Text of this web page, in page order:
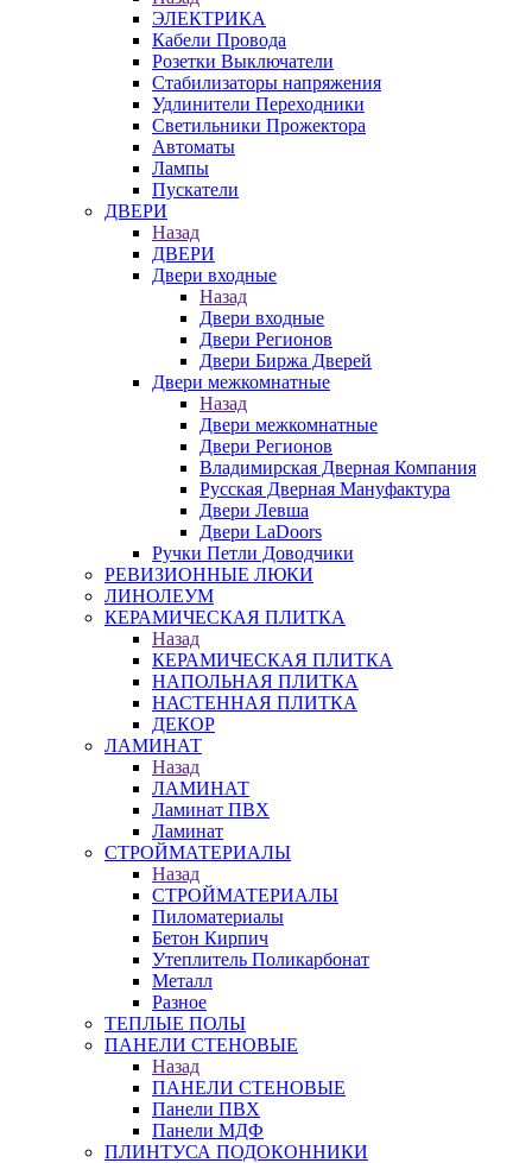
ЭЛЕКТРИКА
Кабели Провода
Розетки Выключатели
Стабилизаторы напряжения
Удлинители Переходники
Светильники Прожектора
Автоматы
Лампы
Пускатели
ДВЕРИ
Назад
ДВЕРИ
Двери входные
Назад
Двери входные
Двери Регионов
Двери Биржа Дверей
Двери межкомнатные
Назад
Двери межкомнатные
Двери Регионов
Владимирская Дверная Компания
Русская Дверная Мануфактура
Двери Левша
Двери LaDoors
Ручки Петли Доводчики
РЕВИЗИОННЫЕ ЛЮКИ
ЛИНОЛЕУМ
КЕРАМИЧЕСКАЯ ПЛИТКА
Назад
КЕРАМИЧЕСКАЯ ПЛИТКА
НАПОЛЬНАЯ ПЛИТКА
НАСТЕННАЯ ПЛИТКА
ДЕКОР
ЛАМИНАТ
Назад
ЛАМИНАТ
Ламинат ПВХ
Ламинат
СТРОЙМАТЕРИАЛЫ
Назад
СТРОЙМАТЕРИАЛЫ
Пиломатериалы
Бетон Кирпич
Утеплитель Поликарбонат
Металл
Разное
ТЕПЛЫЕ ПОЛЫ
ПАНЕЛИ СТЕНОВЫЕ
Назад
ПАНЕЛИ СТЕНОВЫЕ
Панели ПВХ
Панели МДФ
ПЛИНТУСА ПОДОКОННИКИ